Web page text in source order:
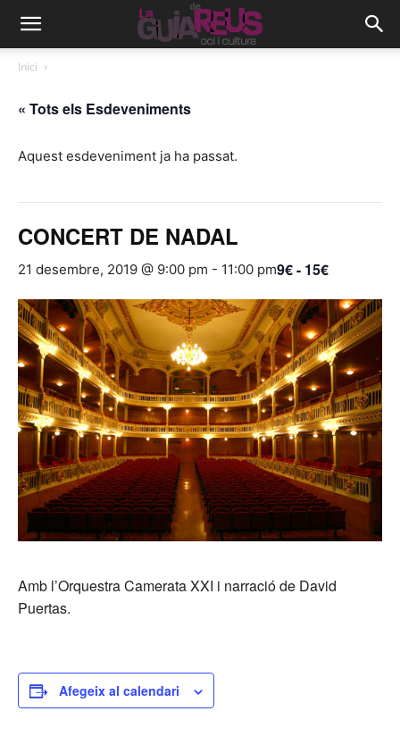
Inici
« Tots els Esdeveniments
Aquest esdeveniment ja ha passat.
CONCERT DE NADAL
21 desembre, 2019 @ 9:00 pm - 11:00 pm9€ - 15€
Amb l’Orquestra Camerata XXI i narració de David
Puertas.
Afegeix al calendari